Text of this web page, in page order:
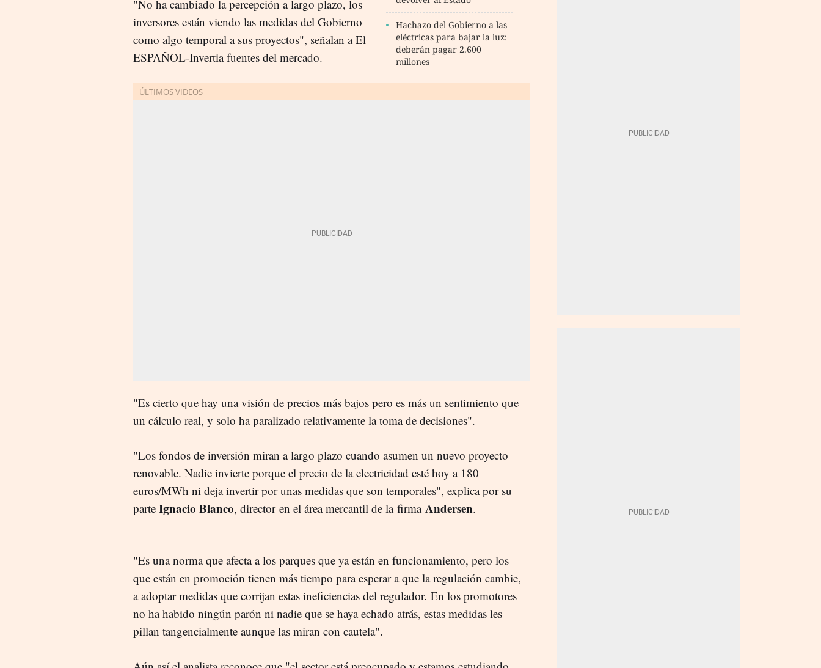
Hachazo del Gobierno a las
eléctricas para bajar la luz:
deberán pagar 2.600
millones
"No ha cambiado la percepción a largo plazo, los
inversores están viendo las medidas del Gobierno
como algo temporal a sus proyectos", señalan a El
ESPAÑOL-Invertia fuentes del mercado.
"Es cierto que hay una visión de precios más bajos pero es más un sentimiento que
un cálculo real, y solo ha paralizado relativamente la toma de decisiones".
"Los fondos de inversión miran a largo plazo cuando asumen un nuevo proyecto
renovable. Nadie invierte porque el precio de la electricidad esté hoy a 180
euros/MWh ni deja invertir por unas medidas que son temporales", explica por su
parte Ignacio Blanco, directoren el área mercantil de la firmaAndersen.
"Es una norma que afecta a los parques que ya están en funcionamiento, pero los
que están en promoción tienen más tiempo para esperar a que la regulación cambie,
a adoptar medidas que corrijan estas ineficiencias del regulador. En los promotores
no ha habido ningún parón ni nadie que se haya echado atrás, estas medidas les
pillan tangencialmente aunque las miran con cautela".